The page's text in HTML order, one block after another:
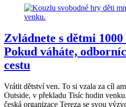
Zvládnete s dětmi
Pokud váháte,
cestu
Vrátit dětství ven. To si vzala za cíl
Outside, v překladu Tisíc hodin
česká organizace Tereza se svou